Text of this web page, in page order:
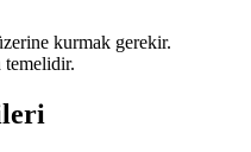
kurmak gerekir.
temelidir.